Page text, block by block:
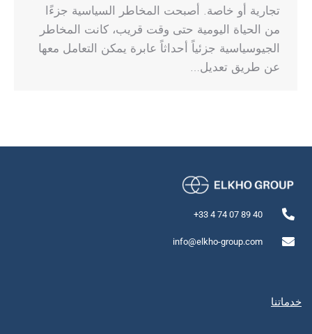
تجارية أو خاصة. أصبحت المخاطر السياسية جزءًا
من الحياة اليومية حتى وقت قريب، كانت المخاطر
الجيوسياسية جزئياً أحداثاً عابرة يمكن التعامل معها
عن طريق تعديل…
40 89 07 74 4 33+
info@elkho-group.com
خدماتنا